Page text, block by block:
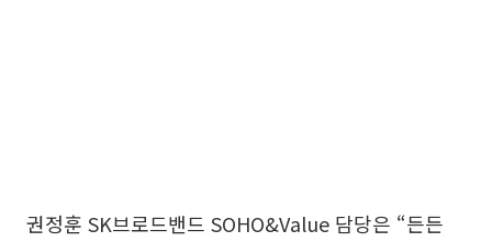
권정훈 SK브로드밴드 SOHO&Value 담당은 “든든